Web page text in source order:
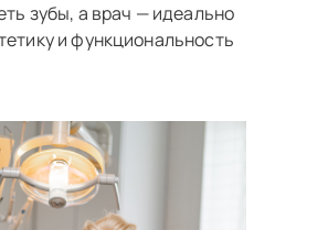
зубы, а врач — идеально
и функциональность